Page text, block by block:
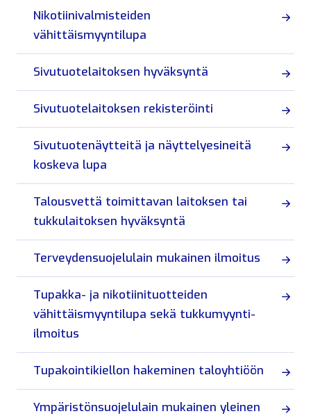
Nikotiinivalmisteiden
vähittäismyyntilupa
Sivutuotelaitoksen hyväksyntä
Sivutuotelaitoksen rekisteröinti
Sivutuotenäytteitä ja näyttelyesineitä
koskeva lupa
Talousvettä toimittavan laitoksen tai
tukkulaitoksen hyväksyntä
Terveydensuojelulain mukainen ilmoitus
Tupakka- ja nikotiinituotteiden
vähittäismyyntilupa sekä tukkumyynti-
ilmoitus
Tupakointikiellon hakeminen taloyhtiöön
Ympäristönsuojelulain mukainen yleinen